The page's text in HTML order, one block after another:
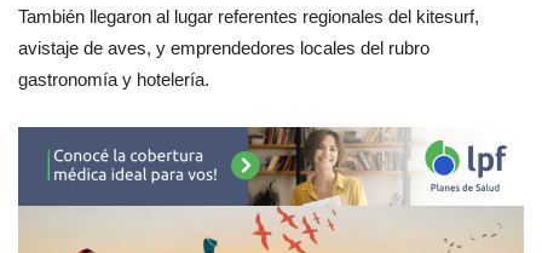
También llegaron al lugar referentes regionales del kitesurf,
avistaje de aves, y emprendedores locales del rubro
gastronomía y hotelería.